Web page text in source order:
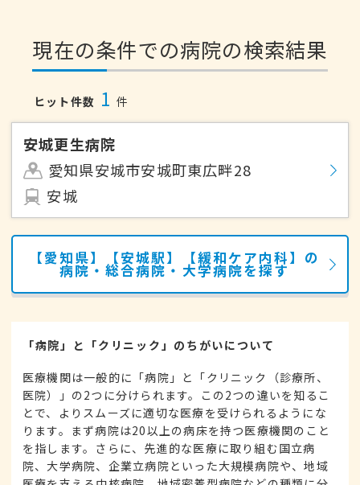
現在の条件での病院の検索結果
ヒット件数 1 件
安城更生病院
愛知県安城市安城町東広畔28
安城
【愛知県】【安城駅】【緩和ケア内科】の
病院・総合病院・大学病院を探す
「病院」と「クリニック」のちがいについて
医療機関は一般的に「病院」と「クリニック（診療所、
医院）」の2つに分けられます。この2つの違いを知るこ
とで、よりスムーズに適切な医療を受けられるようにな
ります。まず病院は20以上の病床を持つ医療機関のこと
を指します。さらに、先進的な医療に取り組む国立病
院、大学病院、企業立病院といった大規模病院や、地域